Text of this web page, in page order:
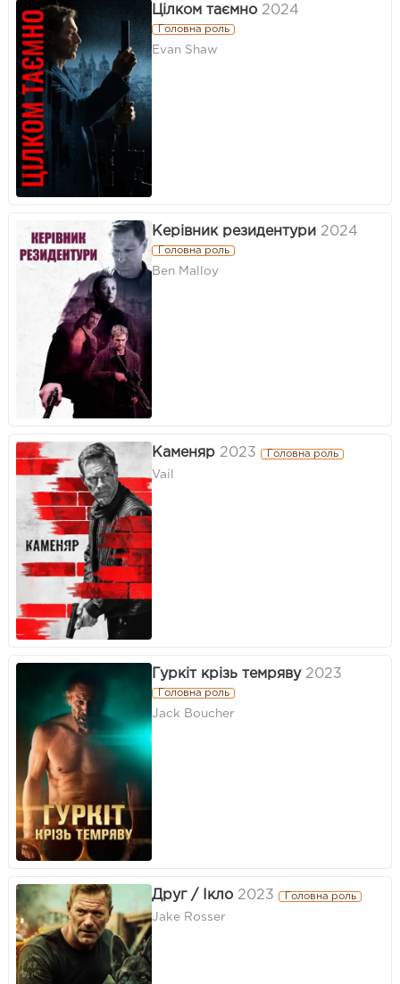
Цілком таємно 2024
Головна роль
Evan Shaw
Керівник резидентури 2024
Головна роль
Ben Malloy
Каменяр 2023 Головна роль
Vail
Гуркіт крізь темряву 2023
Головна роль
Jack Boucher
Друг / Ікло 2023 Головна роль
Jake Rosser